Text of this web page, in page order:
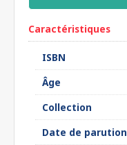
Caractéristiques
ISBN
Âge
Collection
Date de parution